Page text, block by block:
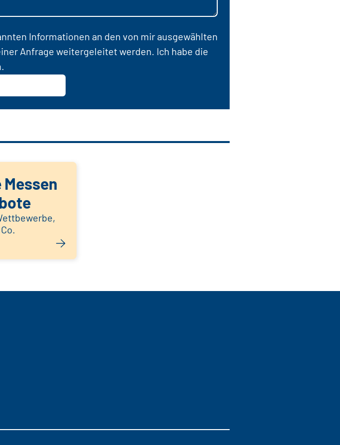
Informationen an den von mir ausgewählten
Anfrage weitergeleitet werden. Ich habe die